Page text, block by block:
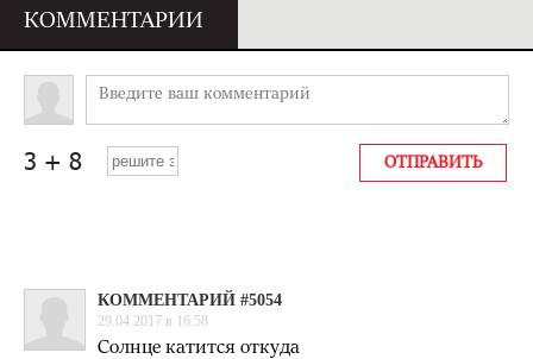
КОММЕНТАРИИ
КОММЕНТАРИЙ #5054
29.04.2017 в 16:58
Солнце катится откуда